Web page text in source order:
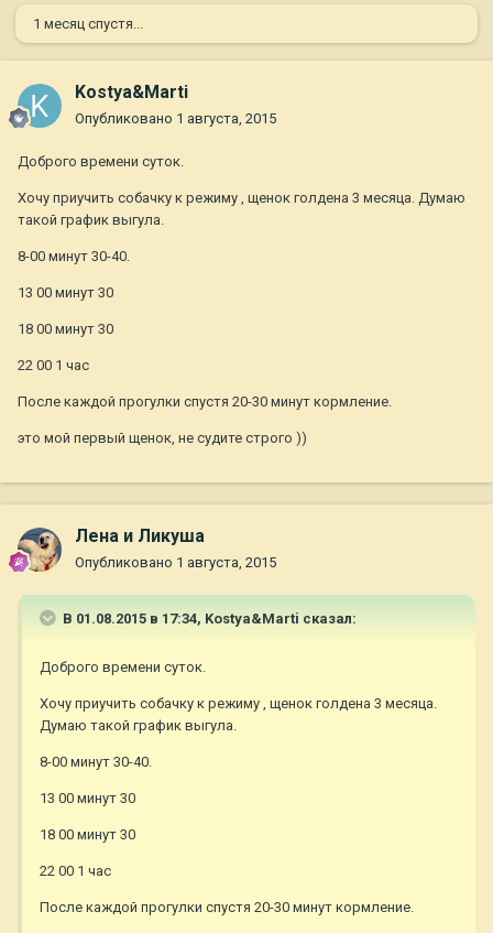
1 месяц спустя...
Kostya&Marti
Опубликовано 1 августа, 2015
Доброго времени суток.
Хочу приучить собачку к режиму , щенок голдена 3 месяца. Думаю
такой график выгула.
8-00 минут 30-40.
13 00 минут 30
18 00 минут 30
22 00 1 час
После каждой прогулки спустя 20-30 минут кормление.
это мой первый щенок, не судите строго ))
Лена и Ликуша
Опубликовано 1 августа, 2015
В 01.08.2015 в 17:34, Kostya&Marti сказал:
Доброго времени суток.
Хочу приучить собачку к режиму , щенок голдена 3 месяца.
Думаю такой график выгула.
8-00 минут 30-40.
13 00 минут 30
18 00 минут 30
22 00 1 час
После каждой прогулки спустя 20-30 минут кормление.